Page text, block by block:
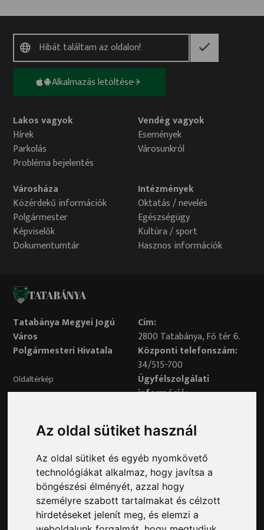
Az oldal sütiket használ
Az oldal sütiket és egyéb nyomkövető
technológiákat alkalmaz, hogy javítsa a
böngészési élményét, azzal hogy
személyre szabott tartalmakat és célzott
hirdetéseket jelenít meg, és elemzi a
Alkalmazás letöltése
Lakos vagyok
Hírek
Parkolás
Probléma bejelentés
Vendég vagyok
Események
Városunkról
Városháza
Közérdekű információk
Polgármester
Képviselők
Dokumentumtár
Intézmények
Oktatás / nevelés
Egészségügy
Kultúra / sport
Hasznos információk
TATABÁNYA
Tatabánya Megyei Jogú
Város
Polgármesteri Hivatala
Oldaltérkép
Adatvédelem
Cím:
2800 Tatabánya, Fő tér 6.
Központi telefonszám:
34/515-700
Ügyfélszolgálati
információ:
Véleményvonal:
34/515-799
Adatvédelmi tisztviselő elérhetősége:
adatvedelem@ph.tatabanya.hu
Minden jog fenntartva © 2026 Tatabánya